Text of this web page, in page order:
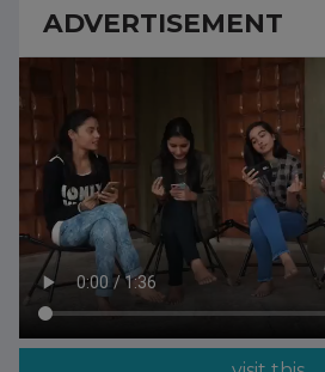
ADVERTISEMENT